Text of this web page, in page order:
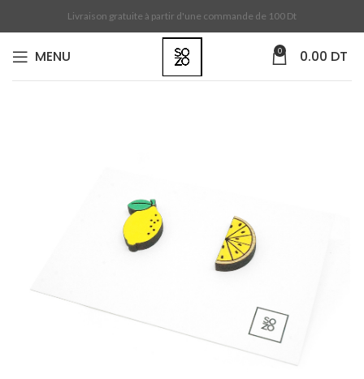
Livraison gratuite à partir d'une commande de 100 Dt
MENU 0 0.00 DT